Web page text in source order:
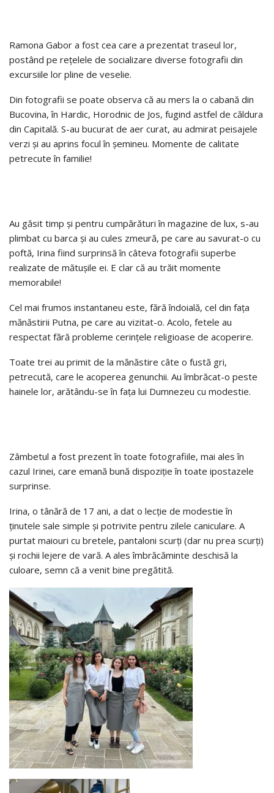
Ramona Gabor a fost cea care a prezentat traseul lor,
postând pe rețelele de socializare diverse fotografii din
excursiile lor pline de veselie.
Din fotografii se poate observa că au mers la o cabană din
Bucovina, în Hardic, Horodnic de Jos, fugind astfel de căldura
din Capitală. S-au bucurat de aer curat, au admirat peisajele
verzi și au aprins focul în șemineu. Momente de calitate
petrecute în familie!
Au găsit timp și pentru cumpărături în magazine de lux, s-au
plimbat cu barca și au cules zmeură, pe care au savurat-o cu
poftă, Irina fiind surprinsă în câteva fotografii superbe
realizate de mătușile ei. E clar că au trăit momente
memorabile!
Cel mai frumos instantaneu este, fără îndoială, cel din fața
mănăstirii Putna, pe care au vizitat-o. Acolo, fetele au
respectat fără probleme cerințele religioase de acoperire.
Toate trei au primit de la mănăstire câte o fustă gri,
petrecută, care le acoperea genunchii. Au îmbrăcat-o peste
hainele lor, arătându-se în fața lui Dumnezeu cu modestie.
Zâmbetul a fost prezent în toate fotografiile, mai ales în
cazul Irinei, care emană bună dispoziție în toate ipostazele
surprinse.
Irina, o tânără de 17 ani, a dat o lecție de modestie în
ținutele sale simple și potrivite pentru zilele caniculare. A
purtat maiouri cu bretele, pantaloni scurți (dar nu prea scurți)
și rochii lejere de vară. A ales îmbrăcăminte deschisă la
culoare, semn că a venit bine pregătită.